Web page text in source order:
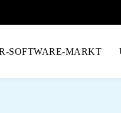
SOFTWARE-MARKT